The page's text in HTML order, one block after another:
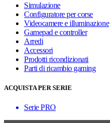
Simulazione
Configuratore per corse
Videocamere e illuminazione
Gamepad e controller
Arredi
Accessori
Prodotti ricondizionati
Parti di ricambio gaming
ACQUISTA PER SERIE
Serie PRO